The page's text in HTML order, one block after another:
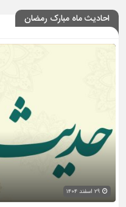
احادیث ماه مبارک رمضان